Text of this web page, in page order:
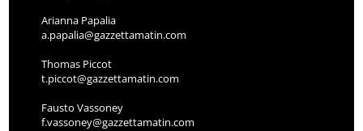
Arianna Papalia
a.papalia@gazzettamatin.com
Thomas Piccot
t.piccot@gazzettamatin.com
Fausto Vassoney
f.vassoney@gazzettamatin.com